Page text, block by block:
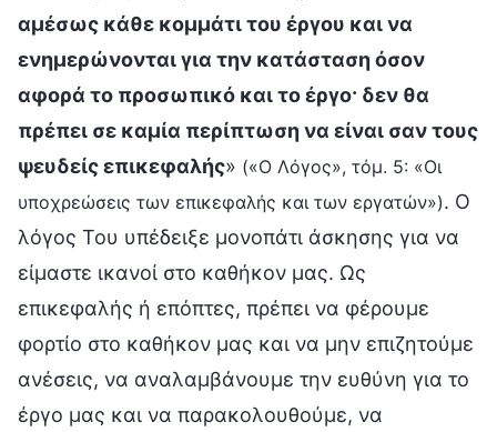
αμέσως κάθε κομμάτι του έργου και να
ενημερώνονται για την κατάσταση όσον
αφορά το προσωπικό και το έργο· δεν θα
πρέπει σε καμία περίπτωση να είναι σαν τους
ψευδείς επικεφαλής» («Ο Λόγος», τόμ. 5: «Οι
υποχρεώσεις των επικεφαλής και των εργατών»). Ο
λόγος Του υπέδειξε μονοπάτι άσκησης για να
είμαστε ικανοί στο καθήκον μας. Ως
επικεφαλής ή επόπτες, πρέπει να φέρουμε
φορτίο στο καθήκον μας και να μην επιζητούμε
ανέσεις, να αναλαμβάνουμε την ευθύνη για το
έργο μας και να παρακολουθούμε, να